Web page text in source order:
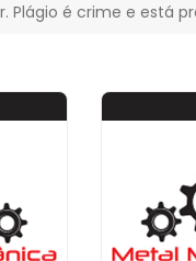
Plágio é crime e está